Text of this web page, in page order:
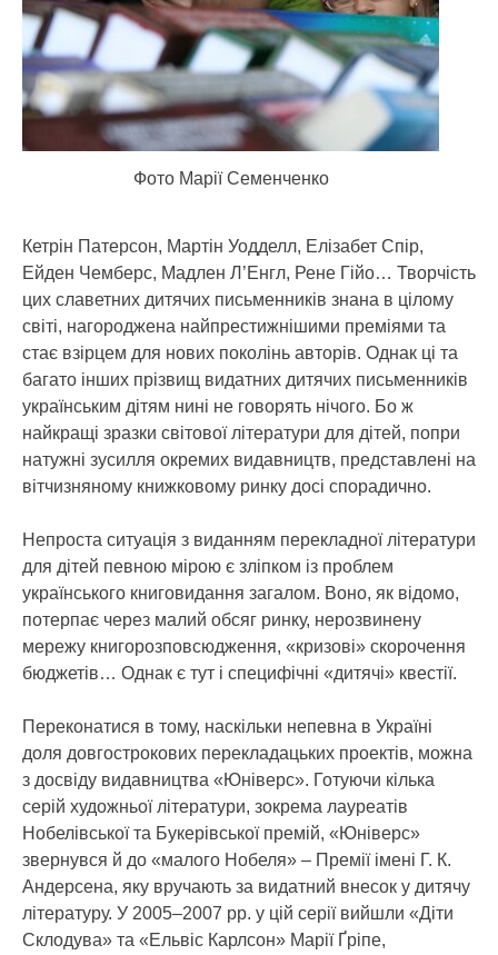
Фото Марії Семенченко
Кетрін Патерсон, Мартін Уодделл, Елізабет Спір,
Ейден Чемберс, Мадлен Л’Енгл, Рене Гійо… Творчість
цих славетних дитячих письменників знана в цілому
світі, нагороджена найпрестижнішими преміями та
стає взірцем для нових поколінь авторів. Однак ці та
багато інших прізвищ видатних дитячих письменників
українським дітям нині не говорять нічого. Бо ж
найкращі зразки світової літератури для дітей, попри
натужні зусилля окремих видавництв, представлені на
вітчизняному книжковому ринку досі спорадично.
Непроста ситуація з виданням перекладної літератури
для дітей певною мірою є зліпком із проблем
українського книговидання загалом. Воно, як відомо,
потерпає через малий обсяг ринку, нерозвинену
мережу книгорозповсюдження, «кризові» скорочення
бюджетів… Однак є тут і специфічні «дитячі» квестії.
Переконатися в тому, наскільки непевна в Україні
доля довгострокових перекладацьких проектів, можна
з досвіду видавництва «Юніверс». Готуючи кілька
серій художньої літератури, зокрема лауреатів
Нобелівської та Букерівської премій, «Юніверс»
звернувся й до «малого Нобеля» – Премії імені Г. К.
Андерсена, яку вручають за видатний внесок у дитячу
літературу. У 2005–2007 рр. у цій серії вийшли «Діти
Склодува» та «Ельвіс Карлсон» Марії Ґріпе,